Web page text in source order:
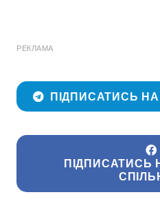
РЕКЛАМА
ПІДПИСАТИСЬ НА
ПІДПИСАТИСЬ